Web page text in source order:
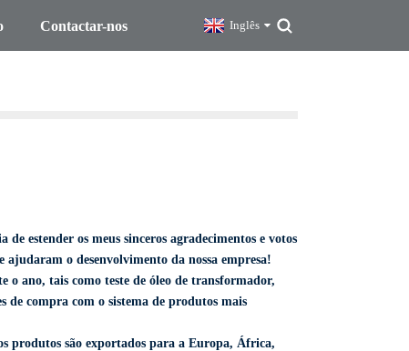
Contactar-nos Inglês
estender os meus sinceros agradecimentos e votos
o desenvolvimento da nossa empresa!
o ano, tais como teste de óleo de transformador,
de compra com o sistema de produtos mais
produtos são exportados para a Europa, África,